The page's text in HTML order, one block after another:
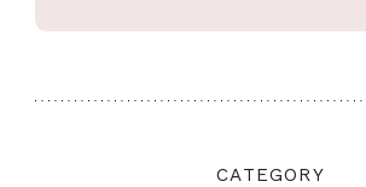
CATEGORY